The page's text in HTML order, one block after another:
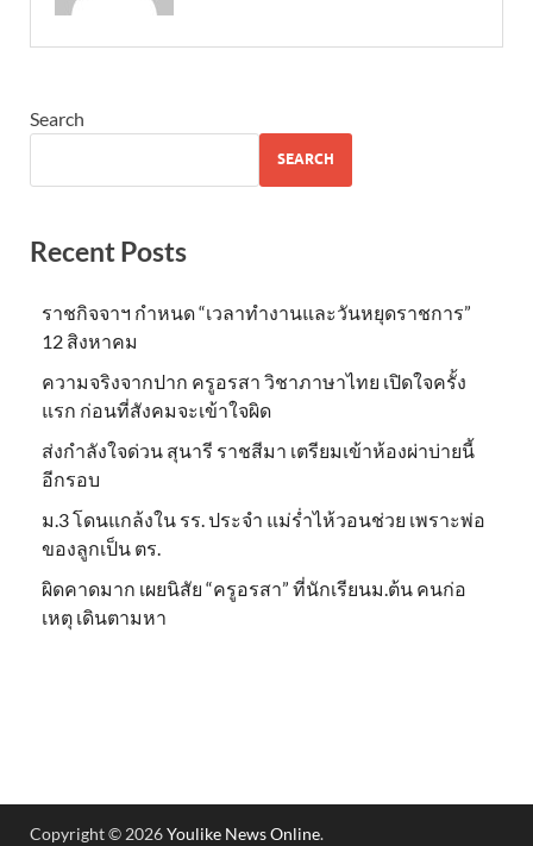
Search
SEARCH
Recent Posts
ราชกิจจาฯ กำหนด “เวลาทำงานและวันหยุดราชการ”
12 สิงหาคม
ความจริงจากปาก ครูอรสา วิชาภาษาไทย เปิดใจครั้ง
แรก ก่อนที่สังคมจะเข้าใจผิด
ส่งกำลังใจด่วน สุนารี ราชสีมา เตรียมเข้าห้องผ่าบ่ายนี้
อีกรอบ
ม.3 โดนแกล้งใน รร. ประจำ แม่ร่ำไห้วอนช่วย เพราะพ่อ
ของลูกเป็น ตร.
ผิดคาดมาก เผยนิสัย “ครูอรสา” ที่นักเรียนม.ต้น คนก่อ
เหตุ เดินตามหา
Copyright © 2026Youlike News Online.